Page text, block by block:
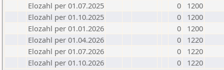
Elozahl per 01.07.2025
0
1200
Elozahl per 01.10.2025
0
1200
Elozahl per 01.01.2026
0
1200
Elozahl per 01.04.2026
0
1220
Elozahl per 01.07.2026
0
1220
Elozahl per 01.10.2026
0 1220